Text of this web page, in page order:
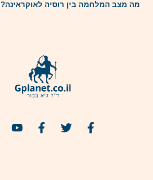
מה מצב המלחמה בין רוסיה לאוקראינה?